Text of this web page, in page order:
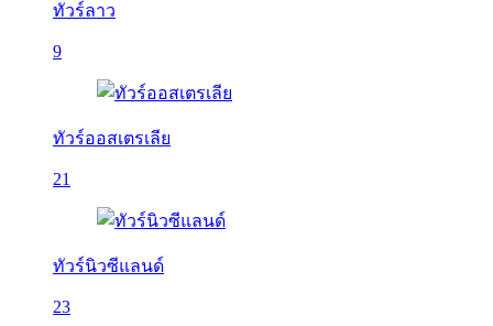
ทัวร์ลาว
9
ทัวร์ออสเตรเลีย
21
ทัวร์นิวซีแลนด์
23